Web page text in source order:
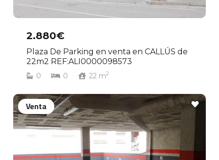
2.880€
Plaza De Parking en venta en CALLÚS de
22m2 REF:ALI0000098573
0 0 22m2
Venta